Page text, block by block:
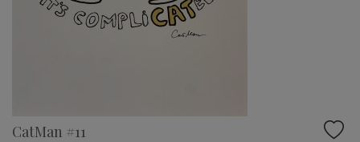
CatMan #11